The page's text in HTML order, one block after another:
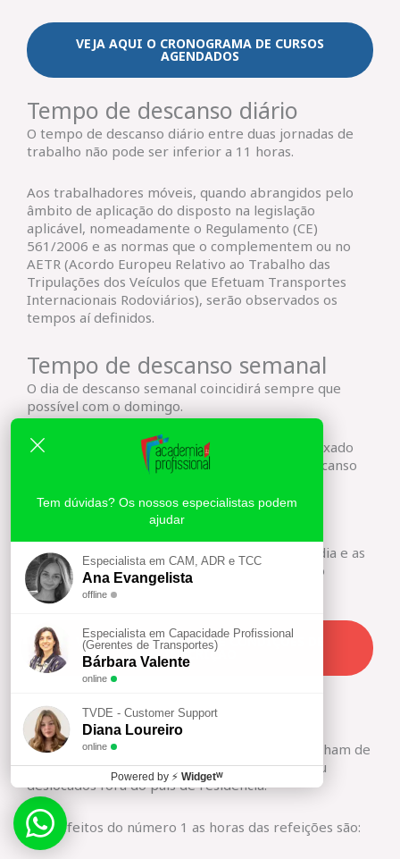
VEJA AQUI O CRONOGRAMA DE CURSOS
AGENDADOS
Tempo de descanso diário
O tempo de descanso diário entre duas jornadas de
trabalho não pode ser inferior a 11 horas.
Aos trabalhadores móveis, quando abrangidos pelo
âmbito de aplicação do disposto na legislação
aplicável, nomeadamente o Regulamento (CE)
561/2006 e as normas que o complementem ou no
AETR (Acordo Europeu Relativo ao Trabalho das
Tripulações dos Veículos que Efetuam Transportes
Internacionais Rodoviários), serão observados os
tempos aí definidos.
Tempo de descanso semanal
O dia de descanso semanal coincidirá sempre que
possível com o domingo.
O dia de descanso complementar tem de ser fixado
imediatamente antes ou a seguir ao dia de descanso
Tempo de trabalho noturno
O trabalho prestado entre as 20 horas de um dia e as
7 horas do dia seguinte é considerado trabalho
noturno.
VEJA AQUI OS PREÇOS E CONDIÇOES DE
INSCRIÇAO
Período das refeições
A empresa pagará aos trabalhadores todas as
refeições que estes por motivo de serviço, tenham de
tomar fora das horas referidas no número 2 ou
deslocados fora do país de residência.
Para efeitos do número 1 as horas das refeições são:
Tem dúvidas? Os nossos especialistas podem
ajudar
Especialista em CAM, ADR e TCC
Ana Evangelista
offline
Especialista em Capacidade Profissional
(Gerentes de Transportes)
Bárbara Valente
online
TVDE - Customer Support
Diana Loureiro
online
Powered by ⚡ Widgetᵂ